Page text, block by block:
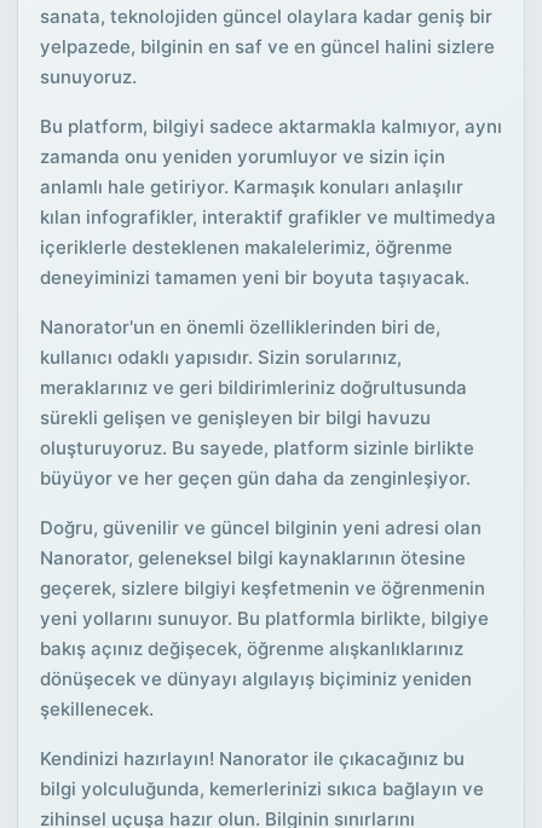
sanata, teknolojiden güncel olaylara kadar geniş bir
yelpazede, bilginin en saf ve en güncel halini sizlere
sunuyoruz.
Bu platform, bilgiyi sadece aktarmakla kalmıyor, aynı
zamanda onu yeniden yorumluyor ve sizin için
anlamlı hale getiriyor. Karmaşık konuları anlaşılır
kılan infografikler, interaktif grafikler ve multimedya
içeriklerle desteklenen makalelerimiz, öğrenme
deneyiminizi tamamen yeni bir boyuta taşıyacak.
Nanorator'un en önemli özelliklerinden biri de,
kullanıcı odaklı yapısıdır. Sizin sorularınız,
meraklarınız ve geri bildirimleriniz doğrultusunda
sürekli gelişen ve genişleyen bir bilgi havuzu
oluşturuyoruz. Bu sayede, platform sizinle birlikte
büyüyor ve her geçen gün daha da zenginleşiyor.
Doğru, güvenilir ve güncel bilginin yeni adresi olan
Nanorator, geleneksel bilgi kaynaklarının ötesine
geçerek, sizlere bilgiyi keşfetmenin ve öğrenmenin
yeni yollarını sunuyor. Bu platformla birlikte, bilgiye
bakış açınız değişecek, öğrenme alışkanlıklarınız
dönüşecek ve dünyayı algılayış biçiminiz yeniden
şekillenecek.
Kendinizi hazırlayın! Nanorator ile çıkacağınız bu
bilgi yolculuğunda, kemerlerinizi sıkıca bağlayın ve
zihinsel uçuşa hazır olun. Bilginin sınırlarını